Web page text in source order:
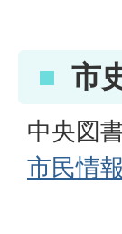
市
中央図
市民情